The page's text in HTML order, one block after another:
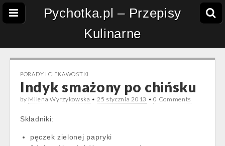
Pychotka.pl – Przepisy
Kulinarne
PORADY I CIEKAWOSTKI
Indyk smażony po chińsku
by Milena Wyrzykowska • 25 stycznia 2013 •0 Comments
Składniki:
pęczek zielonej papryki